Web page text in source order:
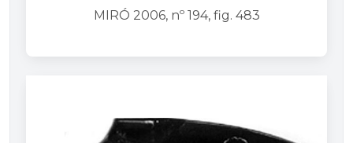
MIRÓ 2006, nº 194, fig. 483